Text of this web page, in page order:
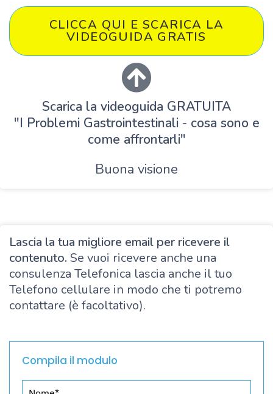
CLICCA QUI E SCARICA LA
VIDEOGUIDA GRATIS
Scarica la videoguida GRATUITA
"I Problemi Gastrointestinali - cosa sono e
come affrontarli"
Buona visione
Lascia la tua migliore email per ricevere il
contenuto. Se vuoi ricevere anche una
consulenza Telefonica lascia anche il tuo
Telefono cellulare in modo che ti potremo
contattare (è facoltativo).
Compila il modulo